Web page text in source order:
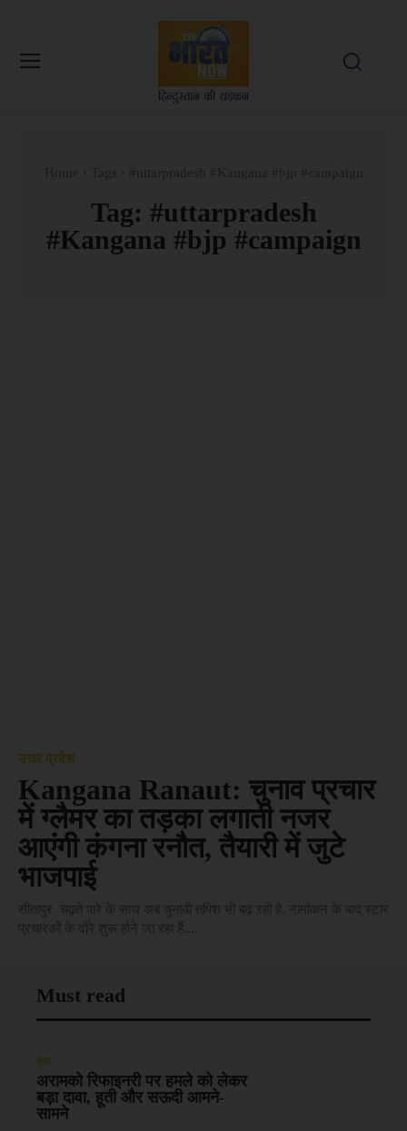
Tag: #uttarpradesh
#Kangana #bjp #campaign
उत्तर प्रदेश
Kangana Ranaut: चुनाव प्रचार
में ग्लैमर का तड़का लगाती नजर
आएंगी कंगना रनौत, तैयारी में जुटे
भाजपाई
Must read
देश
अरामको रिफाइनरी पर हमले को लेकर
बड़ा दावा, हूती और सऊदी आमने-
सामने